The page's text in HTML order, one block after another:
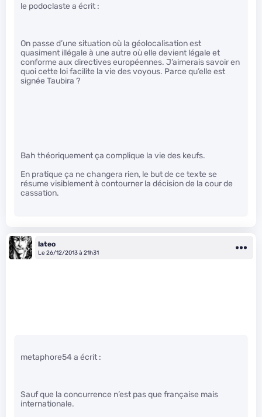
le podoclaste a écrit :
On passe d’une situation où la géolocalisation est
quasiment illégale à une autre où elle devient légale et
conforme aux directives européennes. J’aimerais savoir en
quoi cette loi facilite la vie des voyous. Parce qu’elle est
signée Taubira ?
Bah théoriquement ça complique la vie des keufs.
En pratique ça ne changera rien, le but de ce texte se
résume visiblement à contourner la décision de la cour de
cassation.
lateo
Le 26/12/2013 à 21h31
metaphore54 a écrit :
Sauf que la concurrence n’est pas que française mais
internationale.